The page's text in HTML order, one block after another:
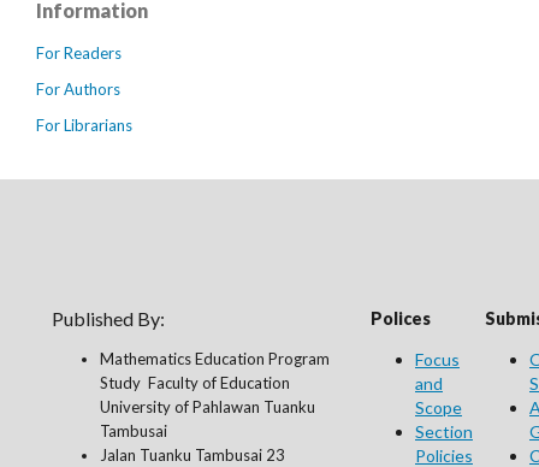
Information
For Readers
For Authors
For Librarians
Published By:
Mathematics Education Program
Study Faculty of Education
University of Pahlawan Tuanku
Tambusai
Jalan Tuanku Tambusai 23
Polices
Focus
and
Scope
Section
Policies